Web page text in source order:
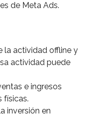
de Meta Ads.
la actividad offline y
actividad puede
e ingresos
físicas.
inversión en